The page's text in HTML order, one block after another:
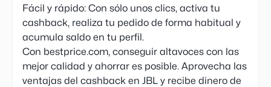
Fácil y rápido: Con sólo unos clics, activa tu
cashback, realiza tu pedido de forma habitual y
acumula saldo en tu perfil.
Con bestprice.com, conseguir altavoces con las
mejor calidad y ahorrar es posible. Aprovecha las
ventajas del cashback en JBL y recibe dinero de